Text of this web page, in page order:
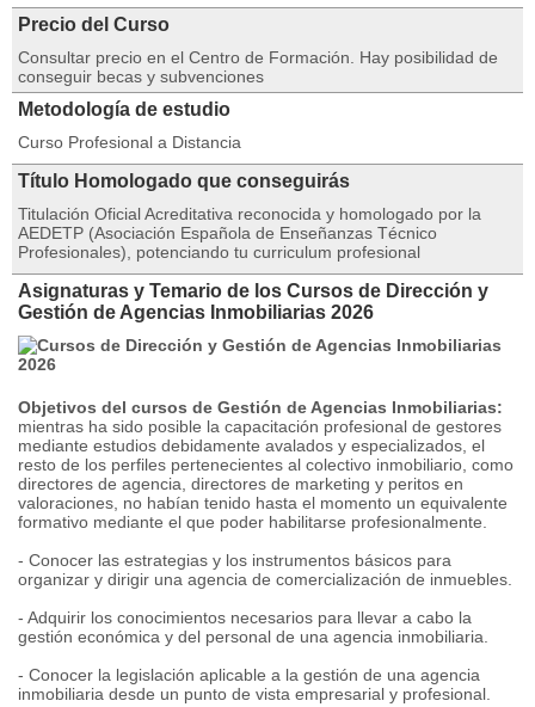
Precio del Curso
Consultar precio en el Centro de Formación. Hay posibilidad de
conseguir becas y subvenciones
Metodología de estudio
Curso Profesional a Distancia
Título Homologado que conseguirás
Titulación Oficial Acreditativa reconocida y homologado por la
AEDETP (Asociación Española de Enseñanzas Técnico
Profesionales), potenciando tu curriculum profesional
Asignaturas y Temario de los Cursos de Dirección y
Gestión de Agencias Inmobiliarias 2026
Objetivos del cursos de Gestión de Agencias Inmobiliarias:
mientras ha sido posible la capacitación profesional de gestores
mediante estudios debidamente avalados y especializados, el
resto de los perfiles pertenecientes al colectivo inmobiliario, como
directores de agencia, directores de marketing y peritos en
valoraciones, no habían tenido hasta el momento un equivalente
formativo mediante el que poder habilitarse profesionalmente.
- Conocer las estrategias y los instrumentos básicos para
organizar y dirigir una agencia de comercialización de inmuebles.
- Adquirir los conocimientos necesarios para llevar a cabo la
gestión económica y del personal de una agencia inmobiliaria.
- Conocer la legislación aplicable a la gestión de una agencia
inmobiliaria desde un punto de vista empresarial y profesional.